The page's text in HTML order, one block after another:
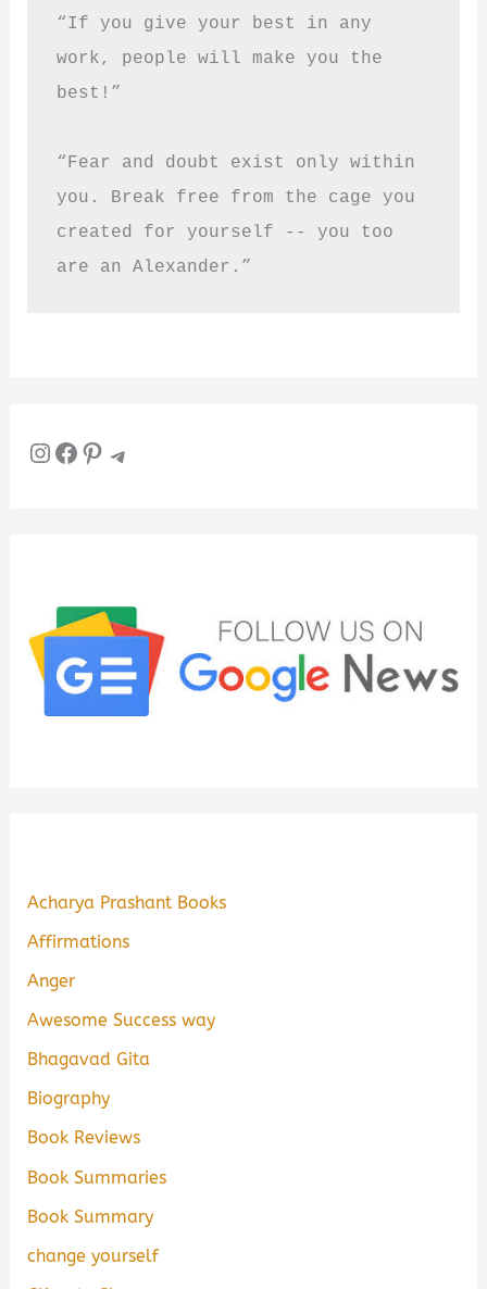
“If you give your best in any
work, people will make you the
best!”
“Fear and doubt exist only within
you. Break free from the cage you
created for yourself -- you too
are an Alexander.”
InstagramFacebook Pinterest Telegram
Acharya Prashant Books
Affirmations
Anger
Awesome Success way
Bhagavad Gita
Biography
Book Reviews
Book Summaries
Book Summary
change yourself